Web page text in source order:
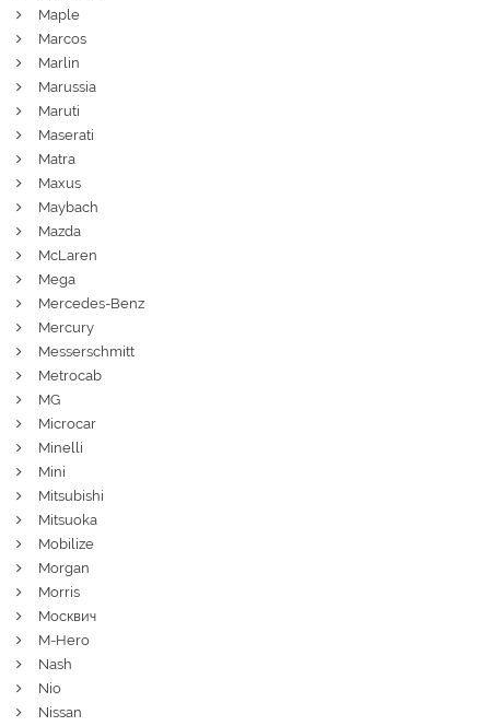
Maple
Marcos
Marlin
Marussia
Maruti
Maserati
Matra
Maxus
Maybach
Mazda
McLaren
Mega
Mercedes-Benz
Mercury
Messerschmitt
Metrocab
MG
Microcar
Minelli
Mini
Mitsubishi
Mitsuoka
Mobilize
Morgan
Morris
Москвич
M-Hero
Nash
Nio
Nissan